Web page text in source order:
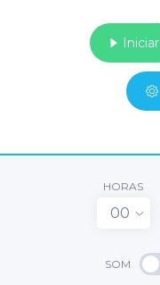
Iniciar
HORAS
00
SOM